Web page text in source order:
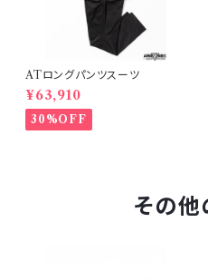
ATロングパンツスーツ
¥63,910
30%OFF
その他